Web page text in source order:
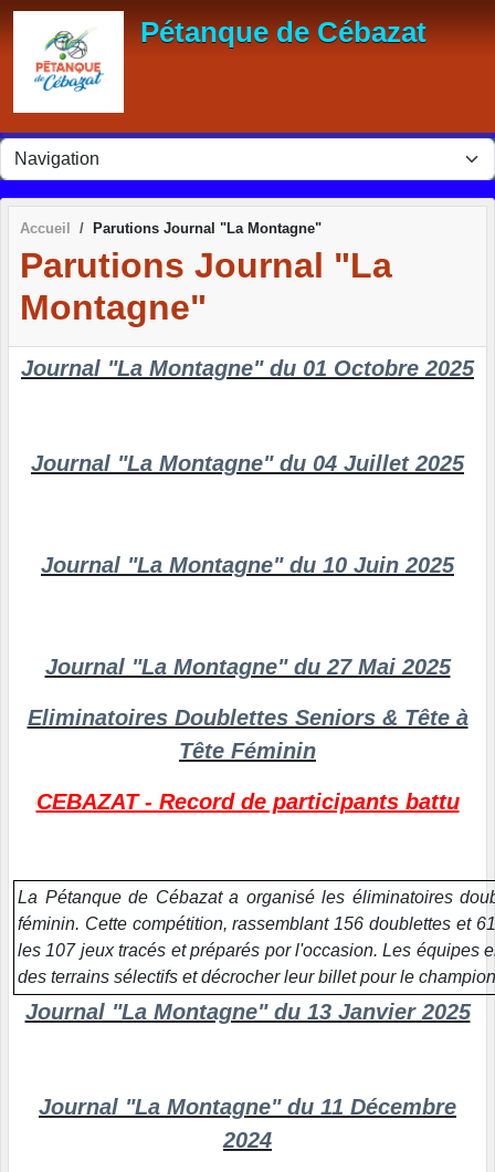
Pétanque de Cébazat
Accueil Parutions Journal "La Montagne"
Parutions Journal "La
Montagne"
Journal "La Montagne" du 01 Octobre 2025
Journal "La Montagne" du 04 Juillet 2025
Journal "La Montagne" du 10 Juin 2025
Journal "La Montagne" du 27 Mai 2025
Eliminatoires Doublettes Seniors & Tête à
Tête Féminin
CEBAZAT - Record de participants battu
La Pétanque de Cébazat a organisé les éliminatoires
féminin. Cette compétition, rassemblant 156 doublettes et
les 107 jeux tracés et préparés por l'occasion. Les équipes
des terrains sélectifs et décrocher leur billet pour le
Journal "La Montagne" du 13 Janvier 2025
Journal "La Montagne" du 11 Décembre
2024
Panneau de gestion des cookies